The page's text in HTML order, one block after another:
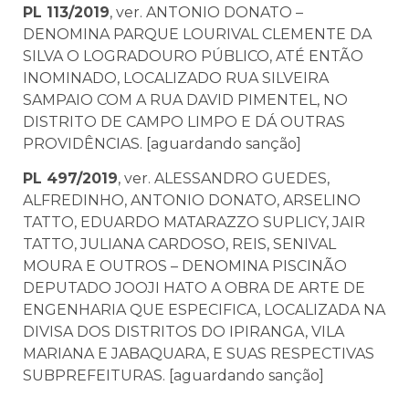
PL 113/2019, ver. ANTONIO DONATO –
DENOMINA PARQUE LOURIVAL CLEMENTE DA
SILVA O LOGRADOURO PÚBLICO, ATÉ ENTÃO
INOMINADO, LOCALIZADO RUA SILVEIRA
SAMPAIO COM A RUA DAVID PIMENTEL, NO
DISTRITO DE CAMPO LIMPO E DÁ OUTRAS
PROVIDÊNCIAS. [aguardando sanção]
PL 497/2019, ver. ALESSANDRO GUEDES,
ALFREDINHO, ANTONIO DONATO, ARSELINO
TATTO, EDUARDO MATARAZZO SUPLICY, JAIR
TATTO, JULIANA CARDOSO, REIS, SENIVAL
MOURA E OUTROS – DENOMINA PISCINÃO
DEPUTADO JOOJI HATO A OBRA DE ARTE DE
ENGENHARIA QUE ESPECIFICA, LOCALIZADA NA
DIVISA DOS DISTRITOS DO IPIRANGA, VILA
MARIANA E JABAQUARA, E SUAS RESPECTIVAS
SUBPREFEITURAS. [aguardando sanção]